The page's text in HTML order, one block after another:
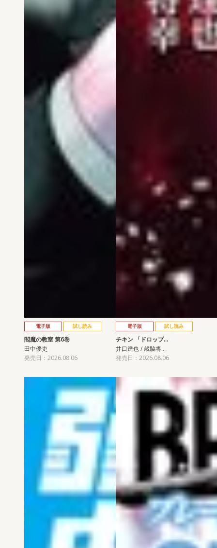
電子版 試し読み
閻魔の教室 第6巻
田中優吏
発売日：2026.08.06
電子版 試し読み
チキン 「ドロップ…
井口達也 / 歳脇将…
発売日：2026.08.06